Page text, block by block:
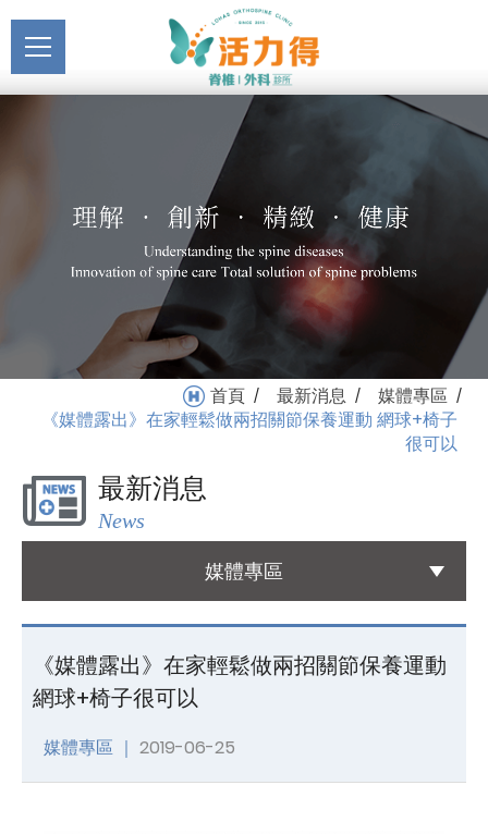
《媒體露出》在家輕鬆做
兩招關節保養運動 網球+椅
子很可以_媒體專區_最新
消息 | 活力得脊椎外科診所
主選單關於活力得
醫療服務
Medical Service
Registration
就醫指南
Medical Instruction
Health Education
國際醫療
友善連結
Links
聯絡我們
Contact
首頁 / 最新消息 / 媒體專區 /
《媒體露出》在家輕鬆做兩招關節保養運動 網球+椅子
很可以
最新消息
News
媒體專區
《媒體露出》在家輕鬆做兩招關節保養運動
網球+椅子很可以
媒體專區 ｜ 2019-06-25